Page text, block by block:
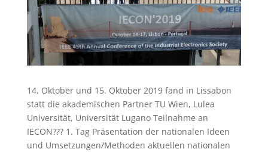
14. Oktober und 15. Oktober 2019 fand in Lissabon
statt die akademischen Partner TU Wien, Lulea
Universität, Universität Lugano Teilnahme an
IECON??? 1. Tag Präsentation der nationalen Ideen
und Umsetzungen/Methoden aktuellen nationalen